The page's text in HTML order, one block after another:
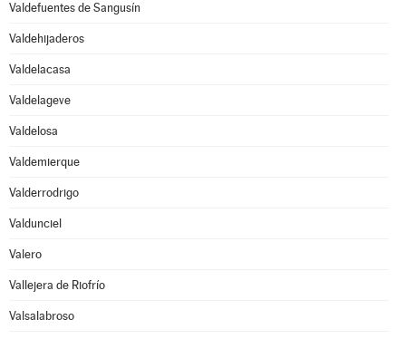
Valdefuentes de Sangusín
Valdehijaderos
Valdelacasa
Valdelageve
Valdelosa
Valdemierque
Valderrodrigo
Valdunciel
Valero
Vallejera de Riofrío
Valsalabroso